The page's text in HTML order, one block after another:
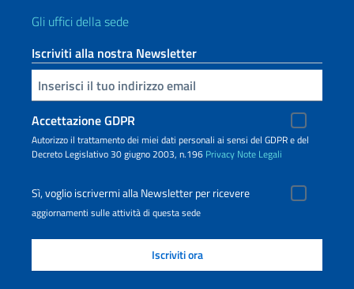
Gli uffici della sede
Iscriviti alla nostra Newsletter
Inserisci la tua email
Accettazione GDPR
Autorizzo il trattamento dei miei dati personali ai sensi del GDPR e del
Decreto Legislativo 30 giugno 2003, n.196 Privacy Note Legali
Sì, voglio iscrivermi alla Newsletter per ricevere
aggiornamenti sulle attività di questa sede